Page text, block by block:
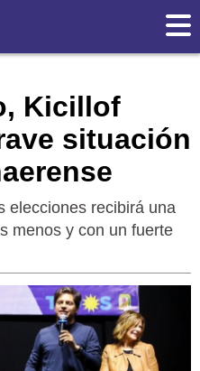
Kicillof
situación
elecciones recibirá una
menos y con un fuerte